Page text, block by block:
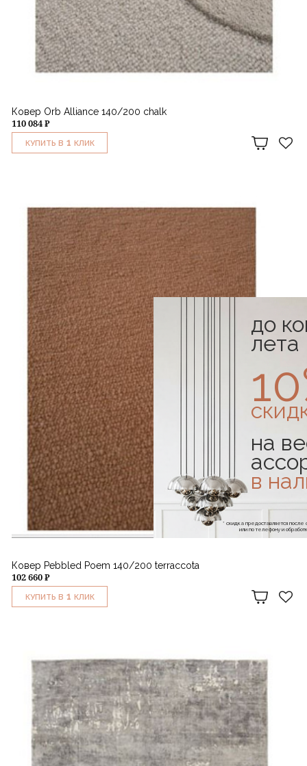
Ковер Orb Alliance 140/200 chalk
110 084 ₽
КУПИТЬ В 1 КЛИК
Ковер Pebbled Poem 140/200 terraccota
102 660 ₽
КУПИТЬ В 1 КЛИК
до
лета
на
в
* скидка предоставляется
или по телефону и